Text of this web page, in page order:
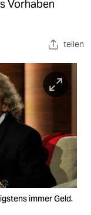
Vorhaben
teilen
immer Geld.